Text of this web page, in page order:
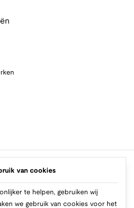
van cookies
te helpen, gebruiken wij
we gebruik van cookies voor het